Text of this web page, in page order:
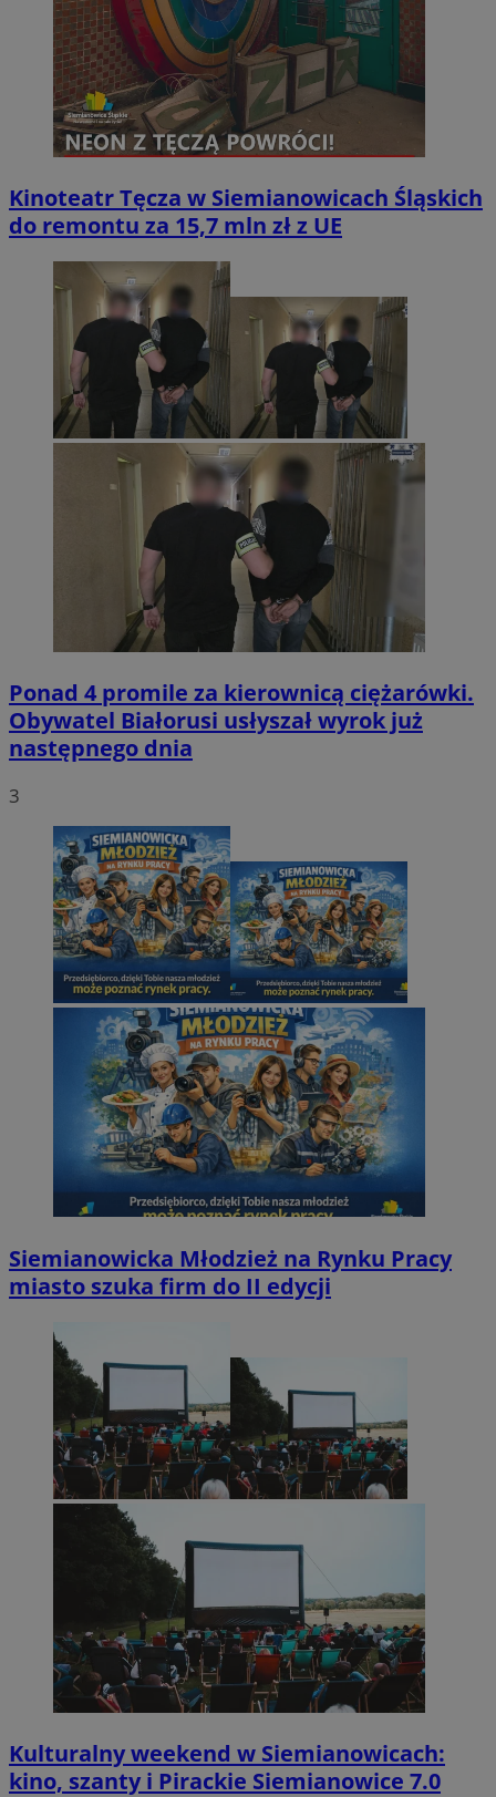
Kinoteatr Tęcza w Siemianowicach Śląskich
do remontu za 15,7 mln zł z UE
Ponad 4 promile za kierownicą ciężarówki.
Obywatel Białorusi usłyszał wyrok już
następnego dnia
3
Siemianowicka Młodzież na Rynku Pracy
miasto szuka firm do II edycji
Kulturalny weekend w Siemianowicach:
kino, szanty i Pirackie Siemianowice 7.0